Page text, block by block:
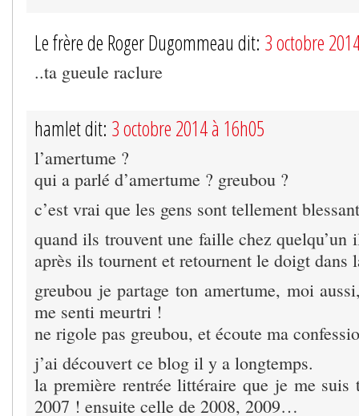
Le frère de Roger Dugommeau dit: 3 octobre
..ta gueule raclure
hamlet dit: 3 octobre 2014 à 16h05
l’amertume ?
qui a parlé d’amertume ? greubou ?
c’est vrai que les gens sont tellement
quand ils trouvent une faille chez quelqu’un
après ils tournent et retournent le doigt dans
greubou je partage ton amertume, moi
me senti meurtri !
ne rigole pas greubou, et écoute ma
j’ai découvert ce blog il y a longtemps.
la première rentrée littéraire que je me
2007 ! ensuite celle de 2008, 2009…